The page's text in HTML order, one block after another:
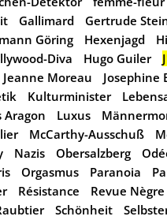
Gallimard Gertrude
Göring Hexenjagd
Diva Hugo Guiler
Jeanne Moreau Josephine
Kulturminister
Aragon Luxus
McCarthy-Ausschuß
Nazis Obersalzberg
Orgasmus Paranoia
Résistance Revue Nègre
Schönheit